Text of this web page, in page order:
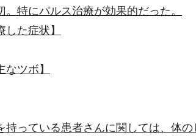
。特にパルス治療が効果的だった。
した症状】
なツボ】
持っている患者さんに関しては、体